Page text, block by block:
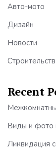
Авто-мото
Дизайн
Новости
Recent
Виды и фото
Ликвидация